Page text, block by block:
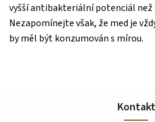
vyšší antibakteriální potenciál než
Nezapomínejte však, že med je
by měl být konzumován s mírou.
Kontakt